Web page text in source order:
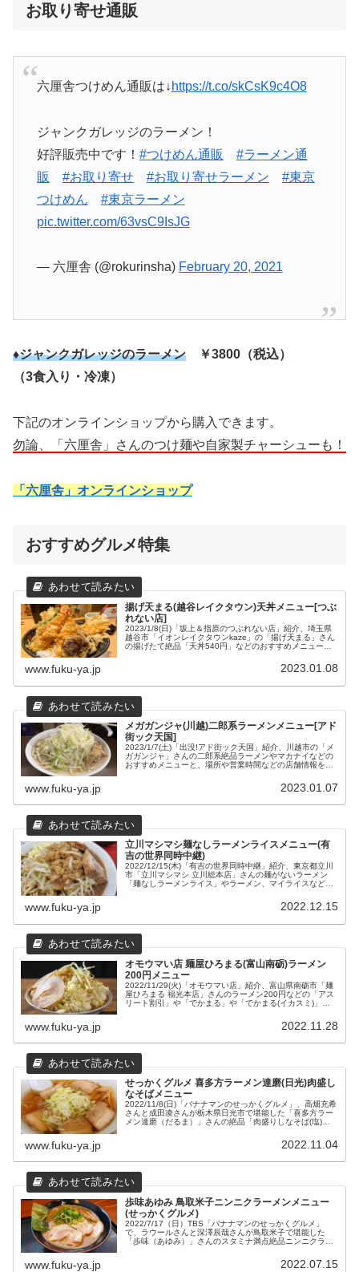
お取り寄せ通販
六厘舎つけめん通販は↓ https://t.co/skCsK9c4O8
ジャンクガレッジのラーメン！
好評販売中です！ #つけめん通販
#ラーメン通
販
#お取り寄せ #お取り寄せラーメン
#東京
つけめん
#東京ラーメン
pic.twitter.com/63vsC9IsJG
— 六厘舎 (@rokurinsha) February 20, 2021
♦ジャンクガレッジのラーメン ￥3800（税込）
（3食入り・冷凍）
下記のオンラインショップから購入できます。
勿論、「六厘舎」さんのつけ麺や自家製チャーシューも！
「六厘舎」オンラインショップ
おすすめグルメ特集
揚げ天まる(越谷レイクタウン)天丼メニュー[つぶ
れない店]
2023/1/8(日)「坂上＆指原のつぶれない店」紹介、埼玉県
越谷市「イオンレイクタウンkaze」の「揚げ天まる」さん
の揚げたて絶品「天丼540円」などのおすすめメニューと
www.fuku-ya.jp 2023.01.08
メガガンジャ(川越)二郎系ラーメンメニュー[アド
街ック天国]
2023/1/7(土)「出没!アド街ック天国」紹介、川越市の「メ
ガガンジャ」さんの二郎系絶品ラーメンやマカナイなどの
おすすめメニューと、場所や営業時間などの店舗情報をま
www.fuku-ya.jp 2023.01.07
立川マシマシ麺なしラーメンライスメニュー(有
吉の世界同時中継)
2022/12/15(木)「有吉の世界同時中継」紹介、東京都立川
市「立川マシマシ 立川総本店」さんの麺がないラーメン
「麺なしラーメンライス」やラーメン、マイライスなどの
www.fuku-ya.jp 2022.12.15
オモウマい店 麺屋ひろまる(富山南砺)ラーメン
200円メニュー
2022/11/29(火)「オモウマい店」紹介、富山県南砺市「麺
屋ひろまる 福光本店」さんのラーメン200円などの「アス
リート割引」や「でかまる」や「でかまる(イカスミ)」、
と場所や営業時間などの店舗情報をまとめてみました。
www.fuku-ya.jp 2022.11.28
せっかくグルメ 喜多方ラーメン達磨(日光)肉盛し
なそばメニュー
2022/11/8(日)「バナナマンのせっかくグルメ」、高畑充希
さんと成田凌さんが栃木県日光市で堪能した「喜多方ラー
メン達磨（だるま）」さんの絶品「肉盛りしなそば(塩)」
www.fuku-ya.jp 2022.11.04
歩味あゆみ 鳥取米子ニンニクラーメンメニュー
(せっかくグルメ)
2022/7/17（日）TBS「バナナマンのせっかくグルメ」
で、ラウールさんと深澤辰哉さんが鳥取米子で堪能した
「歩味（あゆみ）」さんのスタミナ満点絶品ニンニクラー
www.fuku-ya.jp 2022.07.15